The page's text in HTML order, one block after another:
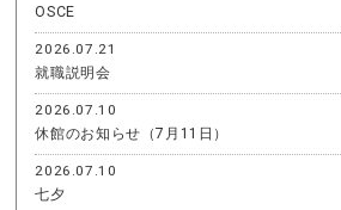
OSCE
2026.07.21
就職説明会
2026.07.10
休館のお知らせ（7月11日）
2026.07.10
七夕